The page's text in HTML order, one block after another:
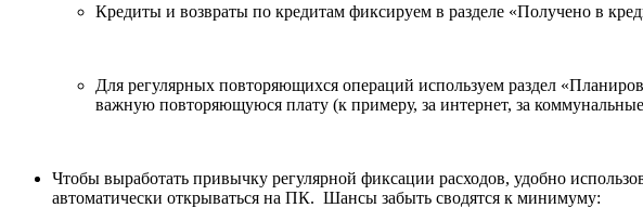
Кредиты и возвраты по кредитам фиксируем в разделе «Получено в
Для регулярных повторяющихся операций используем раздел
важную повторяющуюся плату (к примеру, за интернет, за коммунальные
Чтобы выработать привычку регулярной фиксации расходов, удобно
автоматически открываться на ПК. Шансы забыть сводятся к минимуму: